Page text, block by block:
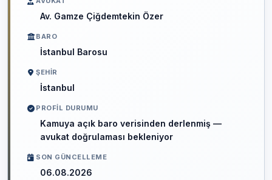
Av. Gamze Çiğdemtekin Özer
BARO
İstanbul Barosu
ŞEHIR
İstanbul
PROFIL DURUMU
Kamuya açık baro verisinden derlenmiş —
avukat doğrulaması bekleniyor
SON GÜNCELLEME
06.08.2026